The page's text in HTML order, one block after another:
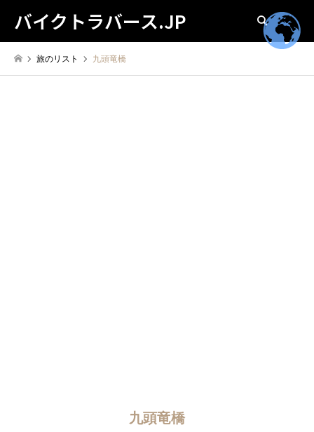
バイクトラバース.JP 検索
旅のリスト 九頭竜橋
九頭竜橋